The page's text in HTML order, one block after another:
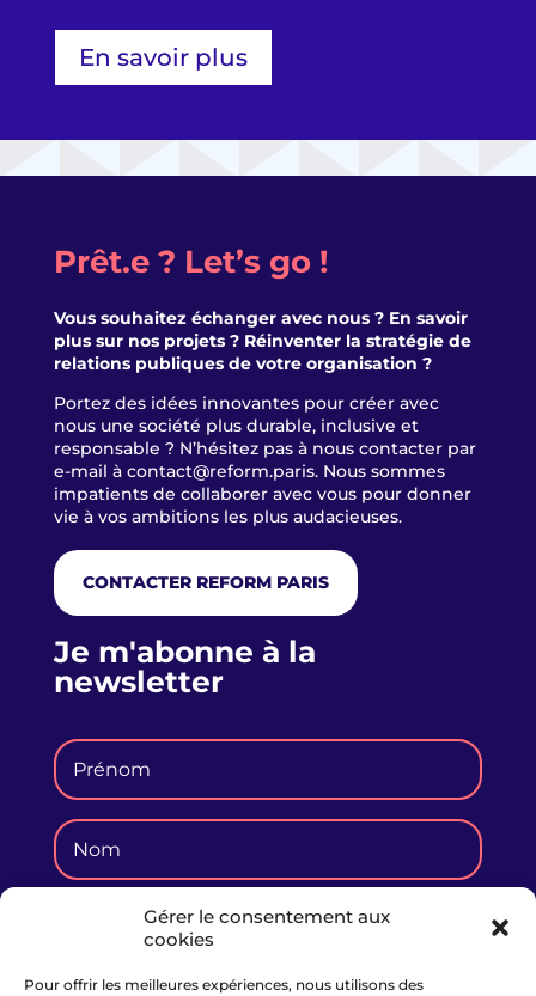
Gérer le consentement aux
cookies
Pour offrir les meilleures expériences, nous utilisons des
En savoir plus
Prêt.e ? Let’s go !
Vous souhaitez échanger avec nous ? En savoir
plus sur nos projets ? Réinventer la stratégie de
relations publiques de votre organisation ?
Portez des idées innovantes pour créer avec
nous une société plus durable, inclusive et
responsable ? N’hésitez pas à nous contacter par
e-mail à contact@reform.paris. Nous sommes
impatients de collaborer avec vous pour donner
vie à vos ambitions les plus audacieuses.
CONTACTER REFORM PARIS
Je m'abonne à la
newsletter